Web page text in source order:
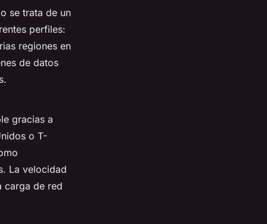
se trata de un
perfiles:
regiones en
de datos
gracias a
o T-
La velocidad
carga de red